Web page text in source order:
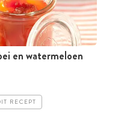
en watermeloen
RECEPT